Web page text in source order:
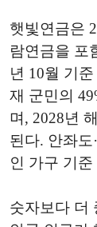
햇빛연금은
람연금을 포
년 10월 기
재 군민의
며, 2028년
된다. 안좌도
인 가구 기
숫자보다 더